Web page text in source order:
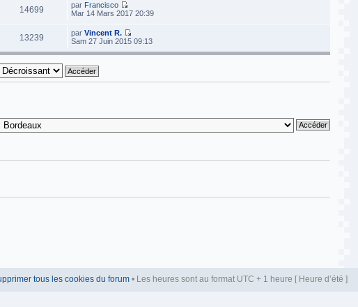
14699 par Francisco
Mar 14 Mars 2017 20:39
13239 parVincent R.
Sam 27 Juin 2015 09:13
tous les cookies du forum • Les heures sont au format UTC + 1 heure [ Heure d’été ]